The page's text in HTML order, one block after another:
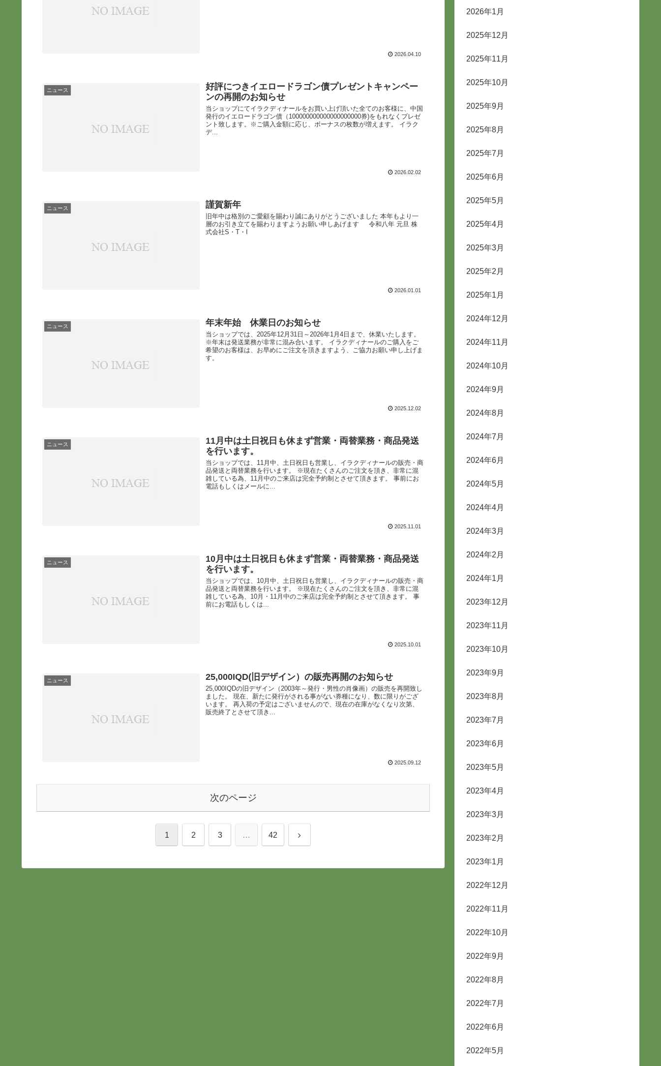
2026.04.10
ニュース
好評につきイエロードラゴン債プレゼントキャンペー
ンの再開のお知らせ
当ショップにてイラクディナールをお買い上げ頂いた全てのお客様に、中国
発行のイエロードラゴン債（100000000000000000000券)をもれなくプレゼ
ント致します。※ご購入金額に応じ、ボーナスの枚数が増えます。 イラク
デ...
2026.02.02
ニュース 謹賀新年
旧年中は格別のご愛顧を賜わり誠にありがとうございました 本年もより一
層のお引き立てを賜わりますようお願い申しあげます 令和八年 元旦 株
式会社S・T・I
2026.01.01
ニュース 年末年始 休業日のお知らせ
当ショップでは、2025年12月31日～2026年1月4日まで、休業いたします。
※年末は発送業務が非常に混み合います。 イラクディナールのご購入をご
希望のお客様は、お早めにご注文を頂きますよう、ご協力お願い申し上げま
す。
2025.12.02
ニュース
11月中は土日祝日も休まず営業・両替業務・商品発送
を行います。
当ショップでは、11月中、土日祝日も営業し、イラクディナールの販売・商
品発送と両替業務を行います。 ※現在たくさんのご注文を頂き、非常に混
雑している為、11月中のご来店は完全予約制とさせて頂きます。 事前にお
電話もしくはメールに...
2025.11.01
ニュース
10月中は土日祝日も休まず営業・両替業務・商品発送
を行います。
当ショップでは、10月中、土日祝日も営業し、イラクディナールの販売・商
品発送と両替業務を行います。 ※現在たくさんのご注文を頂き、非常に混
雑している為、10月・11月中のご来店は完全予約制とさせて頂きます。 事
前にお電話もしくは...
2025.10.01
ニュース 25,000IQD(旧デザイン）の販売再開のお知らせ
25,000IQDの旧デザイン（2003年～発行・男性の肖像画）の販売を再開致し
ました。 現在、新たに発行がされる事がない券種になり、数に限りがござ
います。 再入荷の予定はございませんので、現在の在庫がなくなり次第、
販売終了とさせて頂き...
2025.09.12
次のページ
1 2 3 … 42
2026年1月
2025年12月
2025年11月
2025年10月
2025年9月
2025年8月
2025年7月
2025年6月
2025年5月
2025年4月
2025年3月
2025年2月
2025年1月
2024年12月
2024年11月
2024年10月
2024年9月
2024年8月
2024年7月
2024年6月
2024年5月
2024年4月
2024年3月
2024年2月
2024年1月
2023年12月
2023年11月
2023年10月
2023年9月
2023年8月
2023年7月
2023年6月
2023年5月
2023年4月
2023年3月
2023年2月
2023年1月
2022年12月
2022年11月
2022年10月
2022年9月
2022年8月
2022年7月
2022年6月
2022年5月